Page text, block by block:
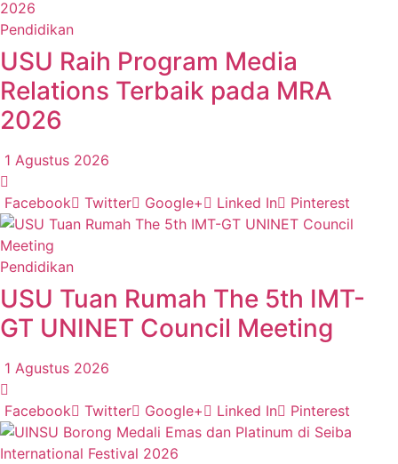
Pendidikan
USU Raih Program Media
Relations Terbaik pada MRA
2026
1 Agustus 2026
Facebook Twitter Google+ Linked In Pinterest
Pendidikan
USU Tuan Rumah The 5th IMT-
GT UNINET Council Meeting
1 Agustus 2026
Facebook Twitter Google+ Linked In Pinterest